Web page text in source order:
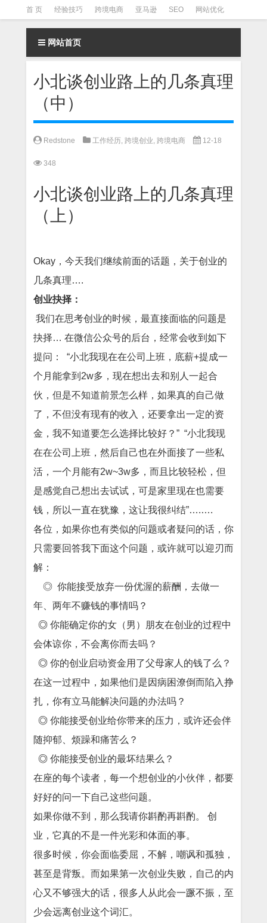
首 页 经验技巧 跨境电商 亚马逊 SEO 网站优化
Facebook营销 Facebook广告 facebook营销技巧
instagram营销
网站首页
​小北谈创业路上的几条真理
（中）
Redstone 工作经历, 跨境创业, 跨境电商 12-18
348
小北谈创业路上的几条真理
（上）
Okay，今天我们继续前面的话题，关于创业的
几条真理….
创业抉择：
我们在思考创业的时候，最直接面临的问题是
抉择… 在微信公众号的后台，经常会收到如下
提问：
“小北我现在在公司上班，底薪+提成一
个月能拿到2w多，现在想出去和别人一起合
伙，但是不知道前景怎么样，如果真的自己做
了，不但没有现有的收入，还要拿出一定的资
金，我不知道要怎么选择比较好？” “小北我现
在在公司上班，然后自己也在外面接了一些私
活，一个月能有2w~3w多，而且比较轻松，但
是感觉自己想出去试试，可是家里现在也需要
钱，所以一直在犹豫，这让我很纠结”….….
各位，如果你也有类似的问题或者疑问的话，你
只需要回答我下面这个问题，或许就可以迎刃而
解：
◎ 你能接受放弃一份优渥的薪酬，去做一
年、两年不赚钱的事情吗？
◎ 你能确定你的女（男）朋友在创业的过程中
会体谅你，不会离你而去吗？
◎ 你的创业启动资金用了父母家人的钱了么？
在这一过程中，如果他们是因病困潦倒而陷入挣
扎，你有立马能解决问题的办法吗？
◎ 你能接受创业给你带来的压力，或许还会伴
随抑郁、烦躁和痛苦么？
◎ 你能接受创业的最坏结果么？
在座的每个读者，每一个想创业的小伙伴，都要
好好的问一下自己这些问题。
如果你做不到，那么我请你斟酌再斟酌。 创
业，它真的不是一件光彩和体面的事。
很多时候，你会面临委屈，不解，嘲讽和孤独，
甚至是背叛。而如果第一次创业失败，自己的内
心又不够强大的话，很多人从此会一蹶不振，至
少会远离创业这个词汇。